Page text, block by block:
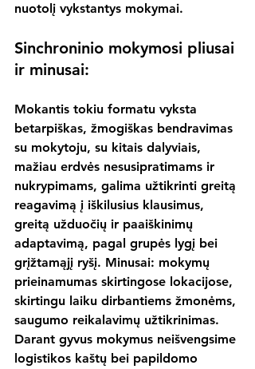
nuotolį vykstantys mokymai.
Sinchroninio mokymosi pliusai
ir minusai:
Mokantis tokiu formatu vyksta
betarpiškas, žmogiškas bendravimas
su mokytoju, su kitais dalyviais,
mažiau erdvės nesusipratimams ir
nukrypimams, galima užtikrinti greitą
reagavimą į iškilusius klausimus,
greitą užduočių ir paaiškinimų
adaptavimą, pagal grupės lygį bei
grįžtamąjį ryšį. Minusai: mokymų
prieinamumas skirtingose lokacijose,
skirtingu laiku dirbantiems žmonėms,
saugumo reikalavimų užtikrinimas.
Darant gyvus mokymus neišvengsime
logistikos kaštų bei papildomo